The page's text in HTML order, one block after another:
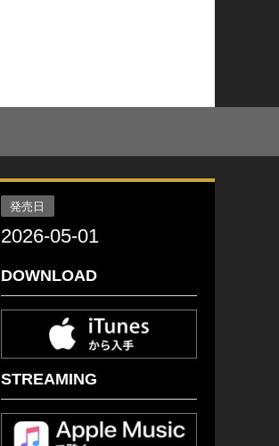
発売日
2026-05-01
DOWNLOAD
STREAMING